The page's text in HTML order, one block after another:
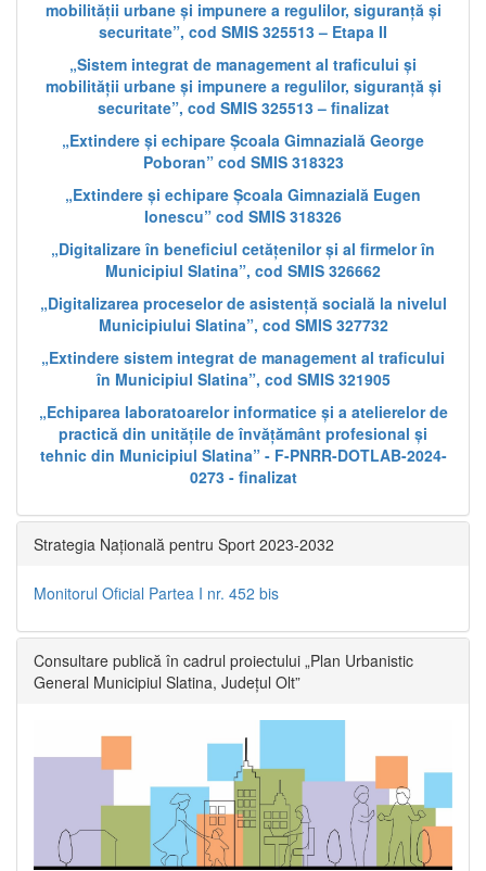
mobilității urbane și impunere a regulilor, siguranță și
securitate”, cod SMIS 325513 – Etapa II
„Sistem integrat de management al traficului și
mobilității urbane și impunere a regulilor, siguranță și
securitate”, cod SMIS 325513 – finalizat
„Extindere și echipare Școala Gimnazială George
Poboran” cod SMIS 318323
„Extindere și echipare Școala Gimnazială Eugen
Ionescu” cod SMIS 318326
„Digitalizare în beneficiul cetățenilor și al firmelor în
Municipiul Slatina”, cod SMIS 326662
„Digitalizarea proceselor de asistență socială la nivelul
Municipiului Slatina”, cod SMIS 327732
„Extindere sistem integrat de management al traficului
în Municipiul Slatina”, cod SMIS 321905
„Echiparea laboratoarelor informatice și a atelierelor de
practică din unitățile de învățământ profesional și
tehnic din Municipiul Slatina” - F-PNRR-DOTLAB-2024-
0273 - finalizat
Strategia Națională pentru Sport 2023-2032
Monitorul Oficial Partea I nr. 452 bis
Consultare publică în cadrul proiectului „Plan Urbanistic
General Municipiul Slatina, Județul Olt”